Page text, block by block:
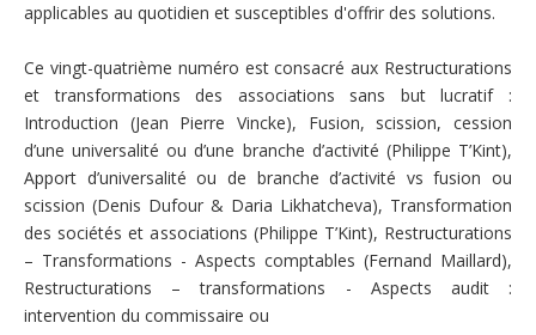
applicables au quotidien et susceptibles d'offrir des solutions.
Ce vingt-quatrième numéro est consacré aux Restructurations
et transformations des associations sans but lucratif :
Introduction (Jean Pierre Vincke), Fusion, scission, cession
d’une universalité ou d’une branche d’activité (Philippe T’Kint),
Apport d’universalité ou de branche d’activité vs fusion ou
scission (Denis Dufour & Daria Likhatcheva), Transformation
des sociétés et associations (Philippe T’Kint), Restructurations
– Transformations - Aspects comptables (Fernand Maillard),
Restructurations – transformations - Aspects audit :
intervention du commissaire ou